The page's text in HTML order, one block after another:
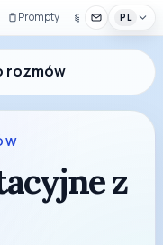
Prompty Zestaw UI
PL
rozmów
z